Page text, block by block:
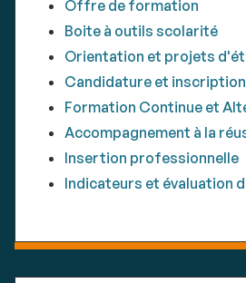
Offre de formation
Boite à outils scolarité
Orientation et projets
Candidature et inscription
Formation Continue et
Accompagnement à la
Insertion professionnelle
Indicateurs et évaluation